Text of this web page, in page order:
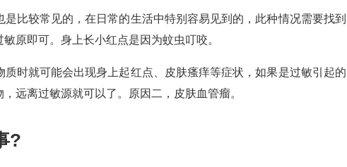
比较常见的，在日常的生活中特别容易见到的，此种情况需要找到
原即可。身上长小红点是因为蚊虫叮咬。
时就可能会出现身上起红点、皮肤瘙痒等症状，如果是过敏引起的
远离过敏源就可以了。原因二，皮肤血管瘤。
?